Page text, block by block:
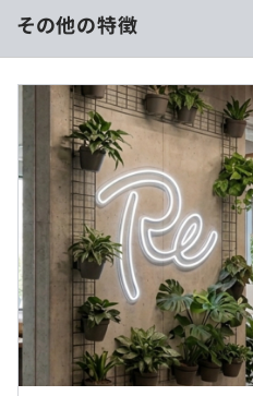
メンバー2名と営業の人数が
を理解している元エンジニア
が揃っており、エンジニアの
トはもちろん、お客様への
日々おこなってます。
■案件希望は最大限叶えます
希望の言語やFW、工程だけ
通勤時間まで細かく希望を
にアサインできるよう動き
く、キャリア形成のための
エンジニアとしての市場価
をしています。
私たちは、まさにエンジニ
まな制度や仕組みを整備。
〜年収400万円の場合〜
◼︎月給：35万円
◼︎内訳
・基本給：200,000円
・みなし残業代：45,000円
支給
・職務手当：93,000円
■社員の年収例
46歳・入社2年・クラウドエ
クラシ678万+手当金
42歳・入社2年・インフラリ
ラシ663万円+手当金
その他の特徴